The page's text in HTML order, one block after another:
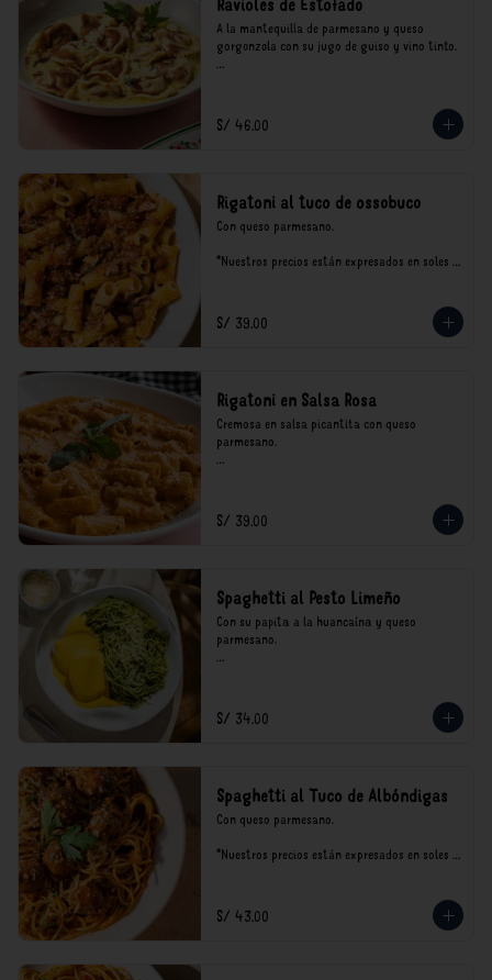
A la mantequilla de parmesano y queso
gorgonzola con su jugo de guiso y vino tinto.
consumo.
S/ 46.00
Rigatoni al tuco de ossobuco
Con queso parmesano.
*Nuestros precios están expresados en soles e
S/ 39.00
Rigatoni en Salsa Rosa
Cremosa en salsa picantita con queso
parmesano.
consumo.
S/ 39.00
Spaghetti al Pesto Limeño
Con su papita a la huancaína y queso
parmesano.
consumo.
S/ 34.00
Spaghetti al Tuco de Albóndigas
Con queso parmesano.
*Nuestros precios están expresados en soles e
S/ 43.00